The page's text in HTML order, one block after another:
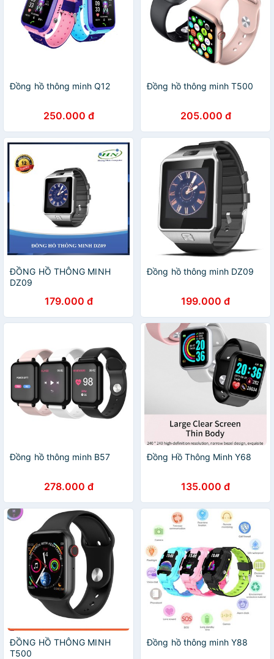
Đồng hồ thông minh Q12
250.000 đ
Đồng hồ thông minh T500
205.000 đ
ĐỒNG HỒ THÔNG MINH
DZ09
179.000 đ
Đồng hồ thông minh DZ09
199.000 đ
Đồng hồ thông minh B57
278.000 đ
Đồng Hồ Thông Minh Y68
135.000 đ
ĐỒNG HỒ THÔNG MINH
T500
Đồng hồ thông minh Y88